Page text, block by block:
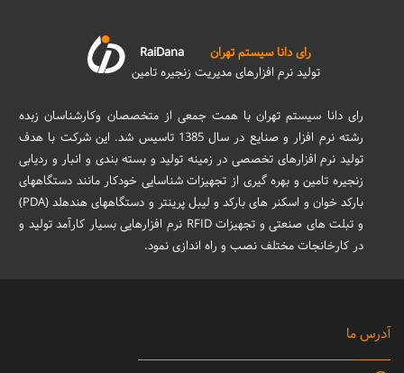
رای دانا سیستم تهران
RaiDana
تولید نرم افزارهای مدیریت زنجیره تامین
رای دانا سیستم تهران با همت جمعی از متخصصان وکارشناسان زبده
رشته نرم افزار و صنایع در سال 1385 تاسیس شد. این شرکت با هدف
تولید نرم افزارهای تخصصی در زمینه تولید و بسته بندی و انبار و ردیابی
زنجیره تامین و بهره گیری از تجهیزات شناسایی خودکار مانند دستگاههای
بارکد خوان و اسکنر های بارکد و لیبل پرینتر و دستگاههای هندهلد (PDA)
و تبلت های صنعتی و تجهیزات RFID نرم افزارهایی بسیار کارآمد تولید و
در کارخانجات مختلف نصب و راه اندازی نمود.
آدرس ما